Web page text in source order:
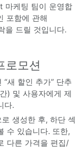
마케팅 팀이 운영합
포함에 관해
을 드릴 것입니다.
로모션
새 할인 추가” 단추
) 및 사용자에게 제
다.
생성한 후, 하단 섹
수 있습니다. 또한,
다른 가격을 편집/